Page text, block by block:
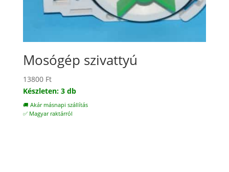
Mosógép szivattyú
13800 Ft
Készleten: 3 db
🚚 Akár másnapi szállítás
✅ Magyar raktárról